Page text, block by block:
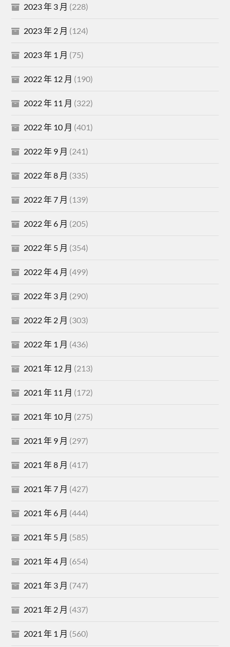
2023 年 3 月 (228)
2023 年 2 月 (124)
2023 年 1 月 (75)
2022 年 12 月 (190)
2022 年 11 月 (322)
2022 年 10 月 (401)
2022 年 9 月 (241)
2022 年 8 月 (335)
2022 年 7 月 (139)
2022 年 6 月 (205)
2022 年 5 月 (354)
2022 年 4 月 (499)
2022 年 3 月 (290)
2022 年 2 月 (303)
2022 年 1 月 (436)
2021 年 12 月 (213)
2021 年 11 月 (172)
2021 年 10 月 (275)
2021 年 9 月 (297)
2021 年 8 月 (417)
2021 年 7 月 (427)
2021 年 6 月 (444)
2021 年 5 月 (585)
2021 年 4 月 (654)
2021 年 3 月 (747)
2021 年 2 月 (437)
2021 年 1 月 (560)